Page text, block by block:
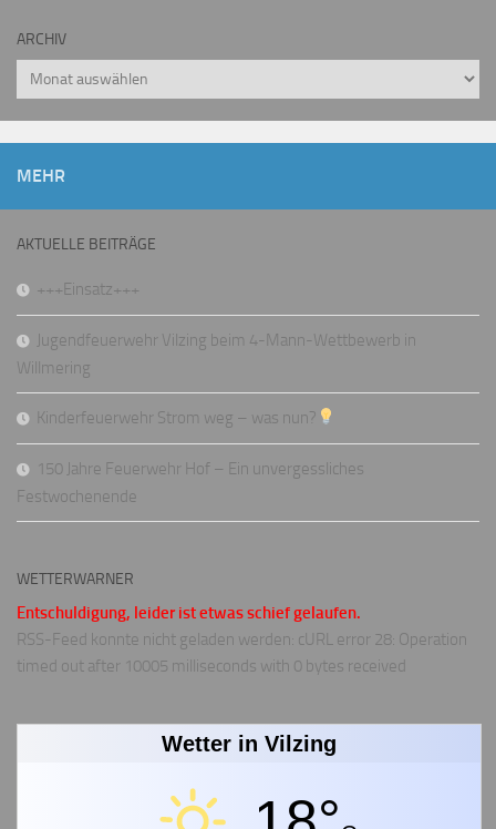
ARCHIV
Archiv
MEHR
AKTUELLE BEITRÄGE
+++Einsatz+++
Jugendfeuerwehr Vilzing beim 4-Mann-Wettbewerb in
Willmering
Kinderfeuerwehr Strom weg – was nun?
150 Jahre Feuerwehr Hof – Ein unvergessliches
Festwochenende
WETTERWARNER
Entschuldigung, leider ist etwas schief gelaufen.
RSS-Feed konnte nicht geladen werden: cURL error 28: Operation
timed out after 10005 milliseconds with 0 bytes received
Wetter in Vilzing